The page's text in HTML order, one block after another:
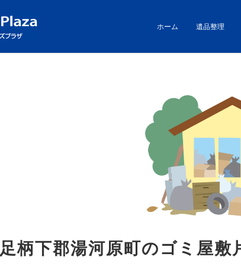
ホーム 遺品整理
足柄下郡湯河原町のゴミ屋